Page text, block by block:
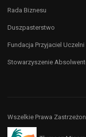
Rada Biznesu
Duszpasterstwo
Fundacja Przyjaciel Uczelni
Stowarzyszenie
Wszelkie Prawa